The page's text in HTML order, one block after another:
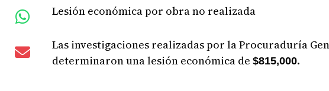
Lesión económica por obra no realizada
Las investigaciones realizadas por la Procuraduría
determinaron una lesión económica de$815,000.